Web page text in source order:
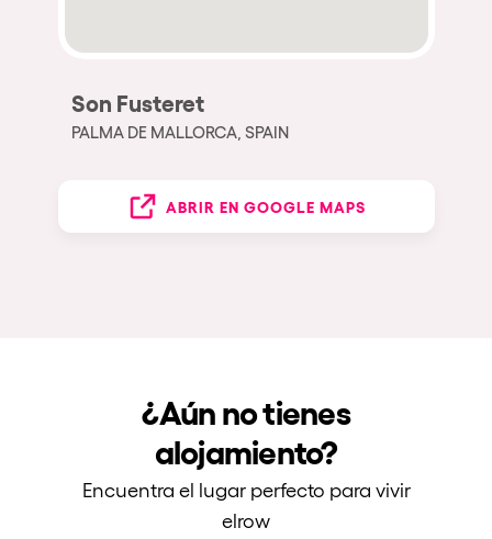
Son Fusteret
PALMA DE MALLORCA, SPAIN
ABRIR EN GOOGLE MAPS
¿Aún no tienes
alojamiento?
Encuentra el lugar perfecto para vivir
elrow